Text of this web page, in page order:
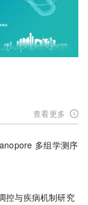
查看更多
多组学测序
控与疾病机制研究